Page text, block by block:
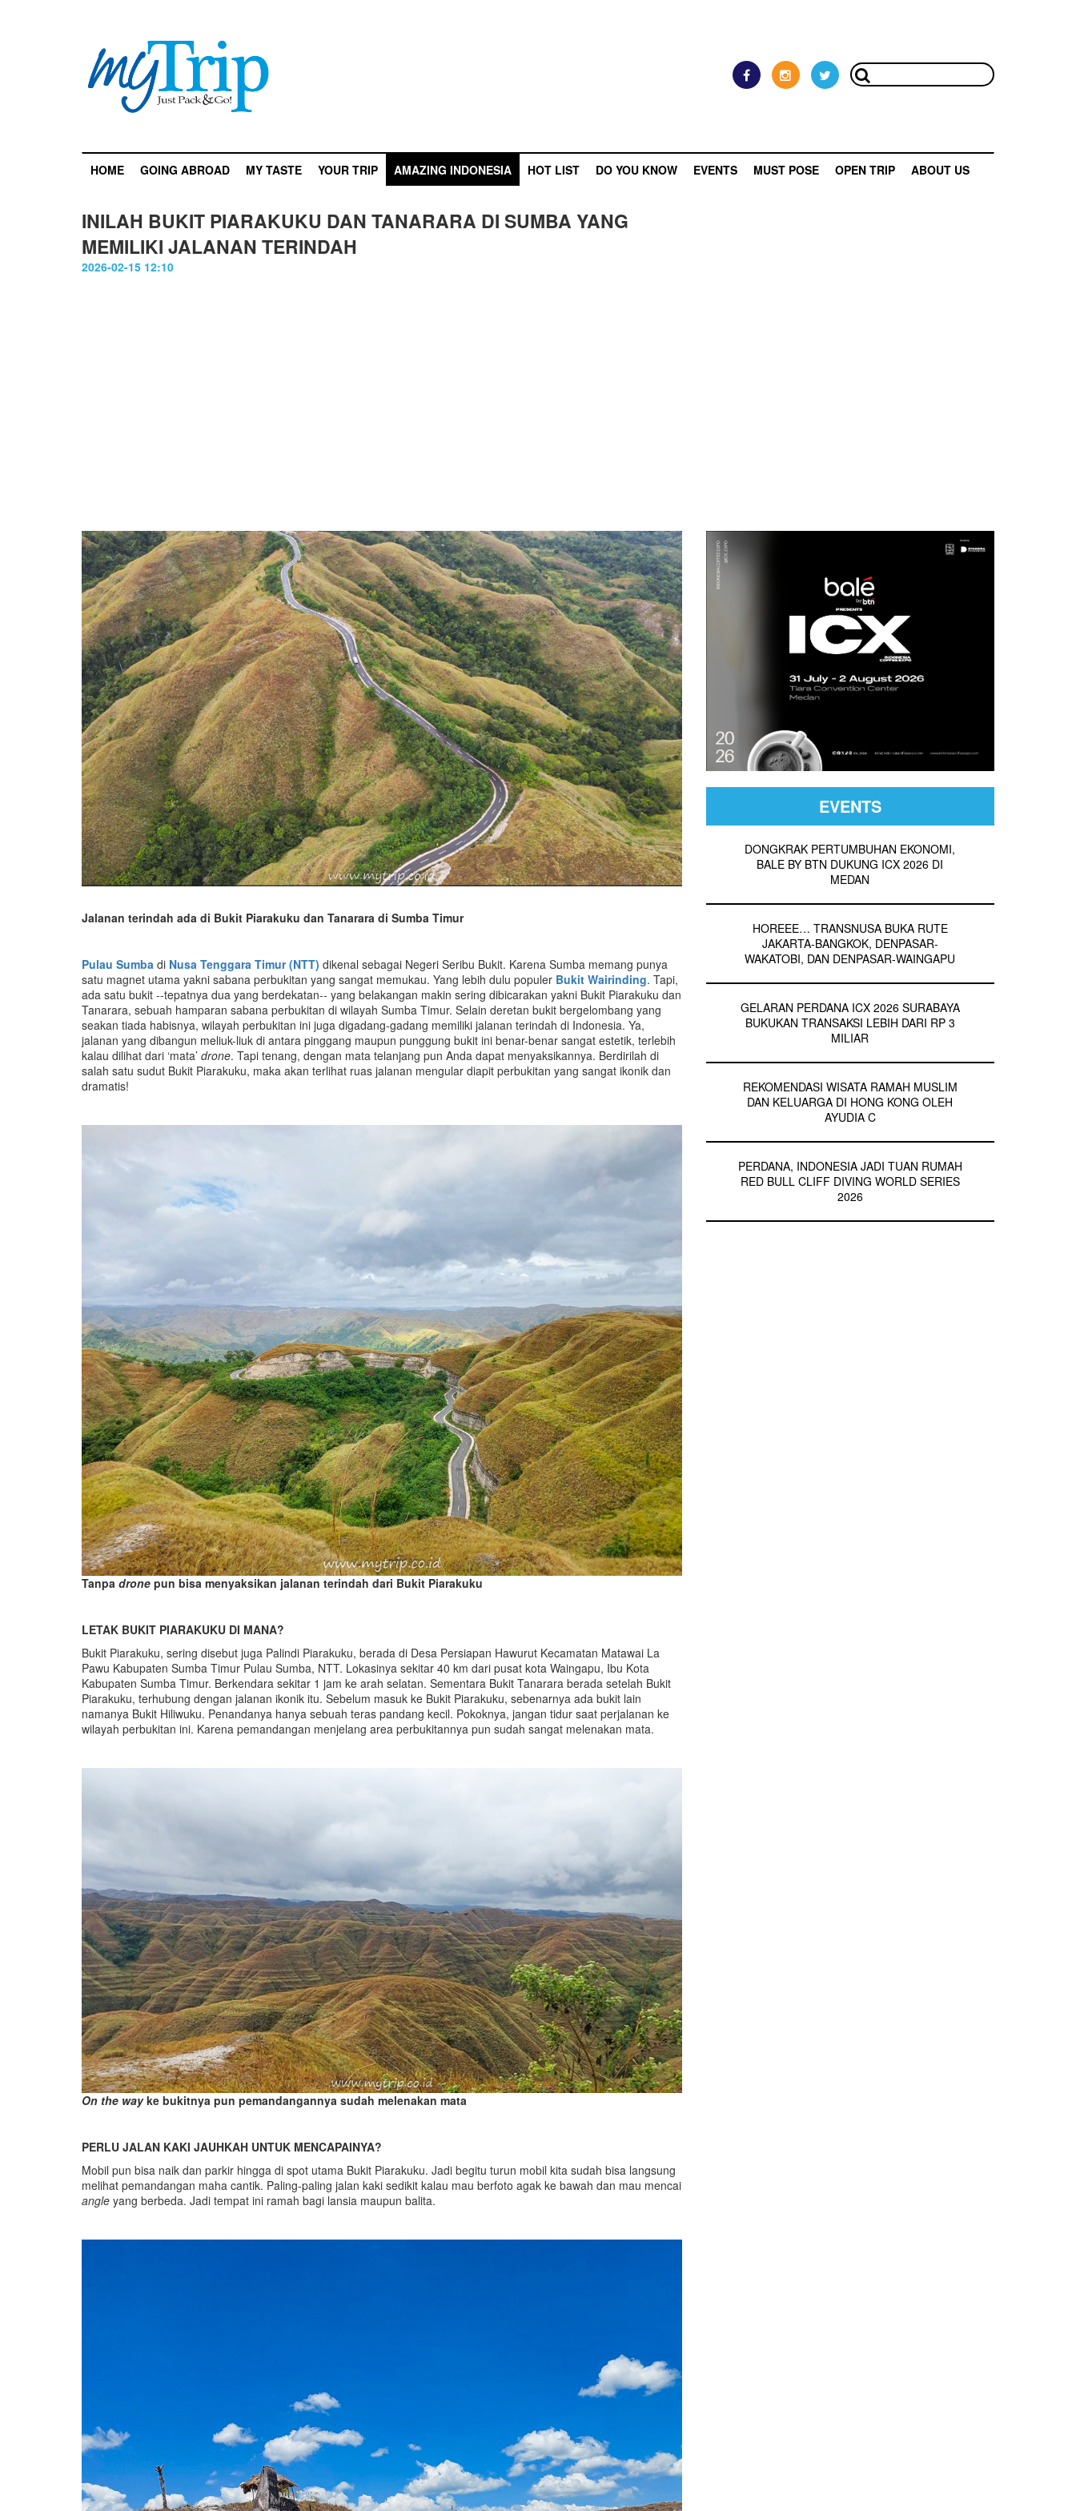
HOME GOING ABROAD MY TASTE YOUR TRIP AMAZING INDONESIA HOT LIST DO YOU KNOW EVENTS MUST POSE OPEN TRIP ABOUT US
INILAH BUKIT PIARAKUKU DAN TANARARA DI SUMBA YANG
MEMILIKI JALANAN TERINDAH
2026-02-15 12:10
Jalanan terindah ada di Bukit Piarakuku dan Tanarara di Sumba Timur
Pulau Sumba di Nusa Tenggara Timur (NTT) dikenal sebagai Negeri Seribu Bukit. Karena Sumba memang punya
satu magnet utama yakni sabana perbukitan yang sangat memukau. Yang lebih dulu populer Bukit Wairinding. Tapi,
ada satu bukit --tepatnya dua yang berdekatan-- yang belakangan makin sering dibicarakan yakni Bukit Piarakuku dan
Tanarara, sebuah hamparan sabana perbukitan di wilayah Sumba Timur. Selain deretan bukit bergelombang yang
seakan tiada habisnya, wilayah perbukitan ini juga digadang-gadang memiliki jalanan terindah di Indonesia. Ya,
jalanan yang dibangun meliuk-liuk di antara pinggang maupun punggung bukit ini benar-benar sangat estetik, terlebih
kalau dilihat dari ‘mata’ drone. Tapi tenang, dengan mata telanjang pun Anda dapat menyaksikannya. Berdirilah di
salah satu sudut Bukit Piarakuku, maka akan terlihat ruas jalanan mengular diapit perbukitan yang sangat ikonik dan
dramatis!
Tanpa drone pun bisa menyaksikan jalanan terindah dari Bukit Piarakuku
LETAK BUKIT PIARAKUKU DI MANA?
Bukit Piarakuku, sering disebut juga Palindi Piarakuku, berada di Desa Persiapan Hawurut Kecamatan Matawai La
Pawu Kabupaten Sumba Timur Pulau Sumba, NTT. Lokasinya sekitar 40 km dari pusat kota Waingapu, Ibu Kota
Kabupaten Sumba Timur. Berkendara sekitar 1 jam ke arah selatan. Sementara Bukit Tanarara berada setelah Bukit
Piarakuku, terhubung dengan jalanan ikonik itu. Sebelum masuk ke Bukit Piarakuku, sebenarnya ada bukit lain
namanya Bukit Hiliwuku. Penandanya hanya sebuah teras pandang kecil. Pokoknya, jangan tidur saat perjalanan ke
wilayah perbukitan ini. Karena pemandangan menjelang area perbukitannya pun sudah sangat melenakan mata.
On the wayke bukitnya pun pemandangannya sudah melenakan mata
PERLU JALAN KAKI JAUHKAH UNTUK MENCAPAINYA?
Mobil pun bisa naik dan parkir hingga di spot utama Bukit Piarakuku. Jadi begitu turun mobil kita sudah bisa langsung
melihat pemandangan maha cantik. Paling-paling jalan kaki sedikit kalau mau berfoto agak ke bawah dan mau mencai
angle yang berbeda. Jadi tempat ini ramah bagi lansia maupun balita.
EVENTS
DONGKRAK PERTUMBUHAN EKONOMI,
BALE BY BTN DUKUNG ICX 2026 DI
MEDAN
HOREEE… TRANSNUSA BUKA RUTE
JAKARTA-BANGKOK, DENPASAR-
WAKATOBI, DAN DENPASAR-WAINGAPU
GELARAN PERDANA ICX 2026 SURABAYA
BUKUKAN TRANSAKSI LEBIH DARI RP 3
MILIAR
REKOMENDASI WISATA RAMAH MUSLIM
DAN KELUARGA DI HONG KONG OLEH
AYUDIA C
PERDANA, INDONESIA JADI TUAN RUMAH
RED BULL CLIFF DIVING WORLD SERIES
2026